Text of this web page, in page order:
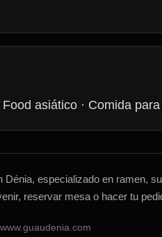
asiático · Comida
especializado en ramen,
reservar mesa o hacer tu